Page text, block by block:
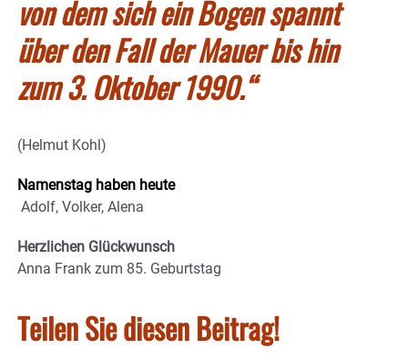
von dem sich ein Bogen spannt
über den Fall der Mauer bis hin
zum 3. Oktober 1990.“
(Helmut Kohl)
Namenstag haben heute
Adolf, Volker, Alena
Herzlichen Glückwunsch
Anna Frank zum 85. Geburtstag
Teilen Sie diesen Beitrag!